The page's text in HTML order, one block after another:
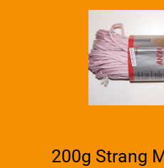
200g Strang